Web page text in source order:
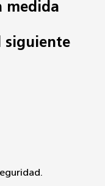
medida
siguiente